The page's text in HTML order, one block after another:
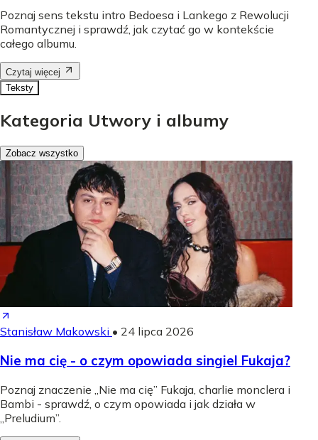
Poznaj sens tekstu intro Bedoesa i Lankego z Rewolucji
Romantycznej i sprawdź, jak czytać go w kontekście
całego albumu.
Czytaj więcej
Teksty
Kategoria Utwory i albumy
Zobacz wszystko
Stanisław Makowski • 24 lipca 2026
Nie ma cię - o czym opowiada singiel Fukaja?
Poznaj znaczenie „Nie ma cię” Fukaja, charlie monclera i
Bambi - sprawdź, o czym opowiada i jak działa w
„Preludium”.